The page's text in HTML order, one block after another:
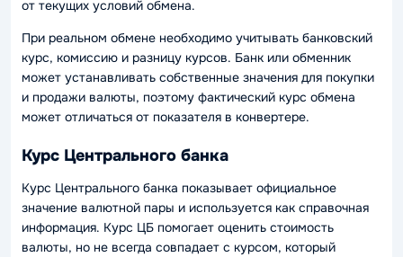
от текущих условий обмена.
При реальном обмене необходимо учитывать банковский
курс, комиссию и разницу курсов. Банк или обменник
может устанавливать собственные значения для покупки
и продажи валюты, поэтому фактический курс обмена
может отличаться от показателя в конвертере.
Курс Центрального банка
Курс Центрального банка показывает официальное
значение валютной пары и используется как справочная
информация. Курс ЦБ помогает оценить стоимость
валюты, но не всегда совпадает с курсом, который